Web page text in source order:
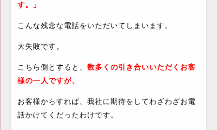
す。」
こんな残念な電話をいただいてしまいます。
大失敗です。
こちら側とすると、 数多くの引き合いいただくお客
様の一人ですが、
お客様からすれば、我社に期待をしてわざわざお電
話かけてくだったわけです。